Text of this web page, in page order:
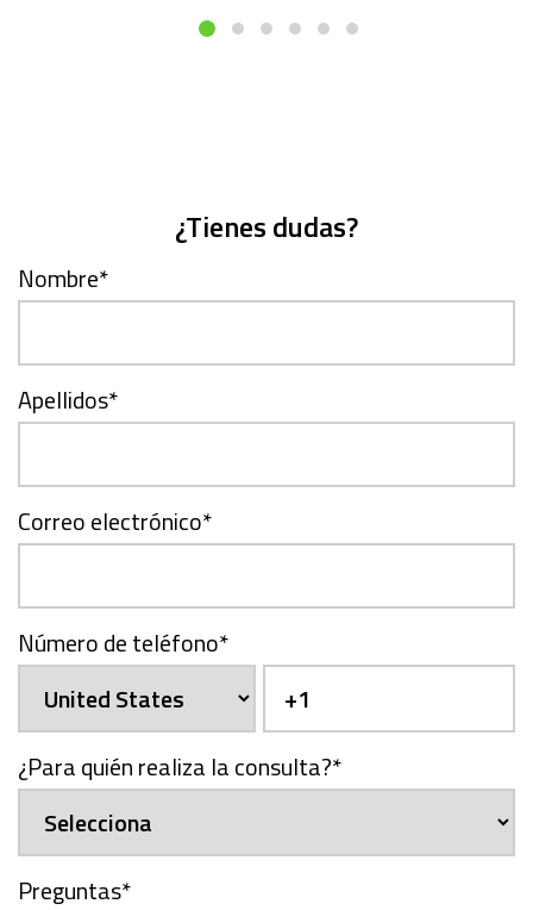
¿Tienes dudas?
Nombre*
Apellidos*
Correo electrónico*
Número de teléfono*
¿Para quién realiza la consulta?*
Preguntas*